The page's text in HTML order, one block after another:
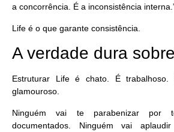
a concorrência. É a inconsistência
Life é o que garante consistência.
A verdade dura
Estruturar Life é chato. É
glamouroso.
Ninguém vai te parabenizar por
documentados. Ninguém vai